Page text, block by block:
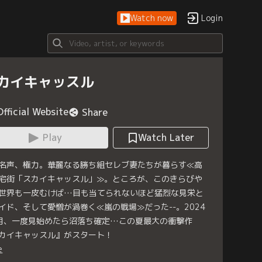
Watch now Login
イキャッスル
Website
Share
Play
Watch Later
声、権力。華麗なる勝ち組セレブ妻たちが暮らす≪高
街「スカイキャッスル」≫。ところが、このきらびや
界も一皮むけば…目も当てられないほど猛烈な見栄と
ド、そして愛憎が渦巻く≪嵐の戦場≫だった--。2024
、一度見始めたら沼落ち確定…この夏最大の衝撃作
イキャッスル』がスタート！